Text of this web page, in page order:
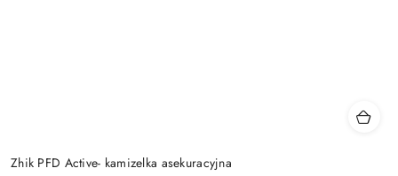
Zhik PFD Active- kamizelka asekuracyjna